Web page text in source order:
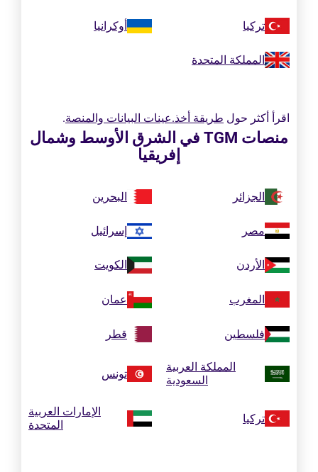
تركيا أوكرانيا
المملكة المتحدة
اقرأ أكثر حول طريقة أخذ.عينات البيانات والمنصة.
منصات TGM في الشرق الأوسط وشمال
إفريقيا
الجزائر البحرين
مصر إسرائيل
الأردن الكويت
المغرب عمان
فلسطين قطر
المملكة العربية
السعودية
تونس
تركيا
الإمارات العربية
المتحدة